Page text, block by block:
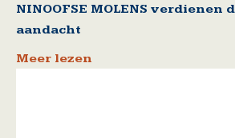
NINOOFSE MOLENS verdienen
aandacht
Meer lezen